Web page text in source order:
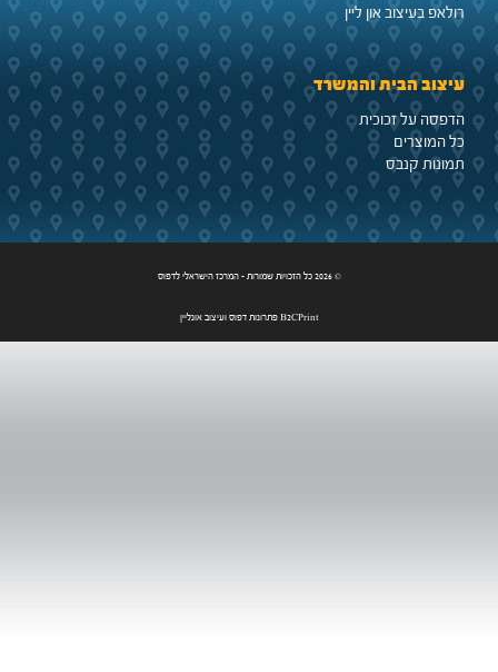
רולאפ בעיצוב און ליין
עיצוב הבית והמשרד
הדפסה על זכוכית
כל המוצרים
תמונות קנבס
B2CPrint פתרונות דפוס ועיצוב אונליין